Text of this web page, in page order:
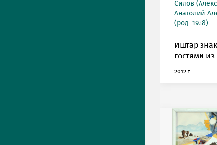
Силов
Анатолий
(род. 1938)
Иштар
гостями
2012 г.